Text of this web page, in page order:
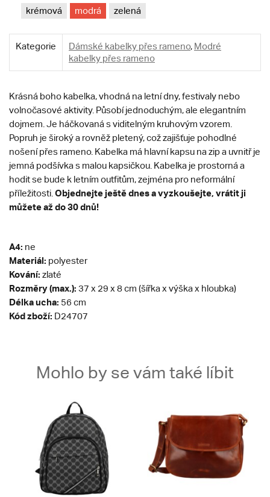
krémová modrá zelená
Kategorie Dámské kabelky přes rameno, Modré
kabelky přes rameno
Krásná boho kabelka, vhodná na letní dny, festivaly nebo
volnočasové aktivity. Působí jednoduchým, ale elegantním
dojmem. Je háčkovaná s viditelným kruhovým vzorem.
Popruh je široký a rovněž pletený, což zajišťuje pohodlné
nošení přes rameno. Kabelka má hlavní kapsu na zip a uvnitř je
jemná podšívka s malou kapsičkou. Kabelka je prostorná a
hodit se bude k letním outfitům, zejména pro neformální
příležitosti. Objednejte ještě dnes a vyzkoušejte, vrátit ji
můžete až do 30 dnů!
A4: ne
Materiál: polyester
Kování: zlaté
Rozměry (max.): 37 x 29 x 8 cm (šířka x výška x hloubka)
Délka ucha: 56 cm
Kód zboží: D24707
Mohlo by se vám také líbit